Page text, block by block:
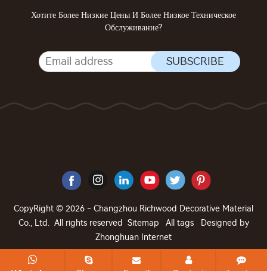
Хотите Более Низкие Цены И Более Низкое Техническое
Обслуживание?
CopyRight © 2026 - Changzhou Richwood Decorative Material
Co., Ltd. All rights reserved Sitemap All tags
Designed by
Zhonghuan Internet